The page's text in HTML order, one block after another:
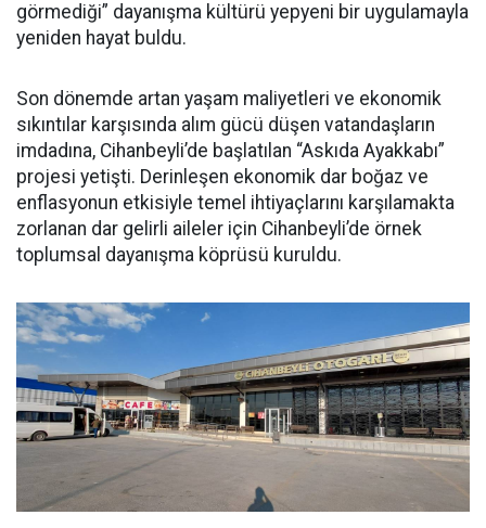
görmediği” dayanışma kültürü yepyeni bir uygulamayla
yeniden hayat buldu.
Son dönemde artan yaşam maliyetleri ve ekonomik
sıkıntılar karşısında alım gücü düşen vatandaşların
imdadına, Cihanbeyli’de başlatılan “Askıda Ayakkabı”
projesi yetişti. Derinleşen ekonomik dar boğaz ve
enflasyonun etkisiyle temel ihtiyaçlarını karşılamakta
zorlanan dar gelirli aileler için Cihanbeyli’de örnek
toplumsal dayanışma köprüsü kuruldu.